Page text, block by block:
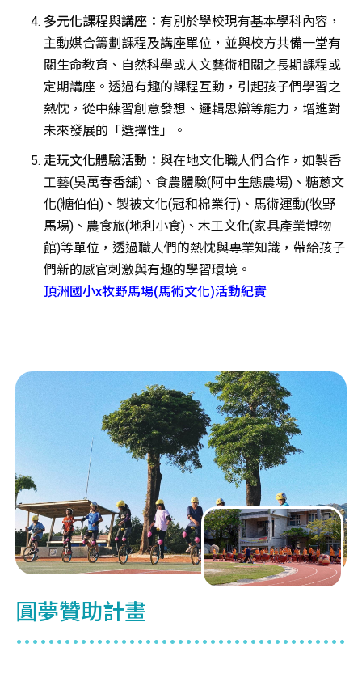
多元化課程與講座： 有別於學校現有基本學科內容，
主動媒合籌劃課程及講座單位，並與校方共備一堂有
關生命教育、自然科學或人文藝術相關之長期課程或
定期講座。透過有趣的課程互動，引起孩子們學習之
熱忱，從中練習創意發想、邏輯思辯等能力，增進對
未來發展的「選擇性」。
走玩文化體驗活動： 與在地文化職人們合作，如製香
工藝(吳萬春香舖)、食農體驗(阿中生態農場)、糖蔥文
化(糖伯伯)、製被文化(冠和棉業行)、馬術運動(牧野
馬場)、農食旅(地利小食)、木工文化(家具產業博物
館)等單位，透過職人們的熱忱與專業知識，帶給孩子
們新的感官刺激與有趣的學習環境。
頂洲國小x牧野馬場(馬術文化)活動紀實
圓夢贊助計畫